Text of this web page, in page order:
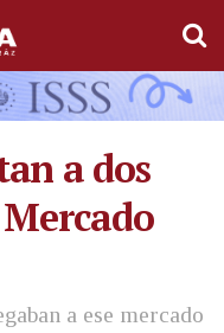
a dos
a ese mercado